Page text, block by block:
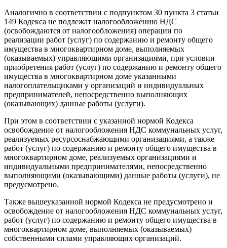
Аналогично в соответствии с подпунктом 30 пункта 3 статьи
149 Кодекса не подлежат налогообложению НДС
(освобождаются от налогообложения) операции по
реализации работ (услуг) по содержанию и ремонту общего
имущества в многоквартирном доме, выполняемых
(оказываемых) управляющими организациями, при условии
приобретения работ (услуг) по содержанию и ремонту общего
имущества в многоквартирном доме указанными
налогоплательщиками у организаций и индивидуальных
предпринимателей, непосредственно выполняющих
(оказывающих) данные работы (услуги).
При этом в соответствии с указанной нормой Кодекса
освобождение от налогообложения НДС коммунальных услуг,
реализуемых ресурсоснабжающими организациями, а также
работ (услуг) по содержанию и ремонту общего имущества в
многоквартирном доме, реализуемых организациями и
индивидуальными предпринимателями, непосредственно
выполняющими (оказывающими) данные работы (услуги), не
предусмотрено.
Также вышеуказанной нормой Кодекса не предусмотрено и
освобождение от налогообложения НДС коммунальных услуг,
работ (услуг) по содержанию и ремонту общего имущества в
многоквартирном доме, выполняемых (оказываемых)
собственными силами управляющих организаций.